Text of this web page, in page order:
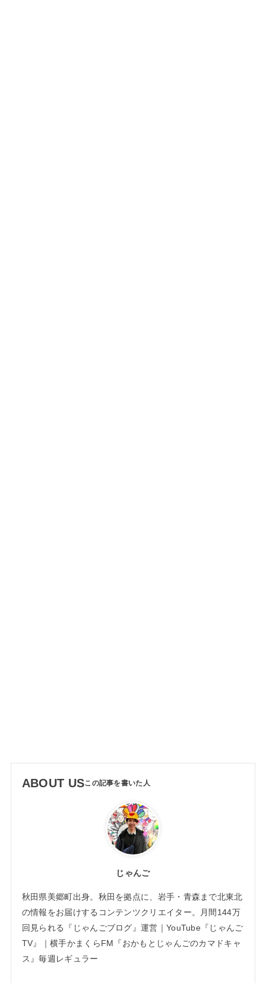
ABOUT US
じゃんご
秋田県美郷町出身。秋田を拠点に、岩手・青森まで北東北
の情報をお届けするコンテンツクリエイター。月間144万
回見られる『じゃんごブログ』運営｜YouTube『じゃんご
TV』｜横手かまくらFM『おかもとじゃんごのカマドキャ
ス』毎週レギュラー